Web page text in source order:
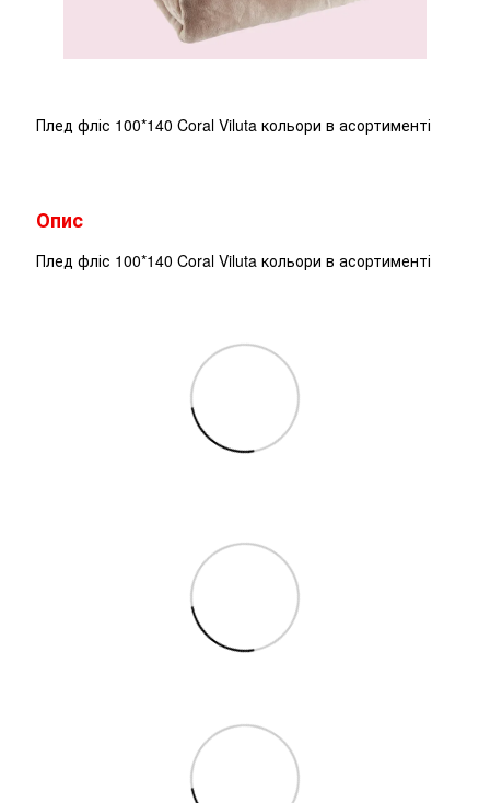
Плед фліс 100*140 Coral Viluta кольори в асортименті
Опис
Плед фліс 100*140 Coral Viluta кольори в асортименті